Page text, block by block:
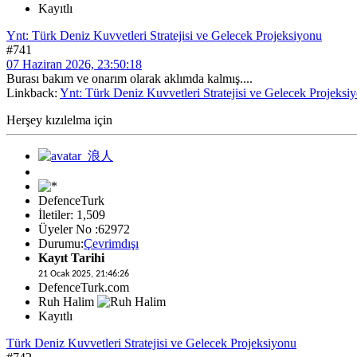
Kayıtlı
Ynt: Türk Deniz Kuvvetleri Stratejisi ve Gelecek Projeksiyonu
#741
07 Haziran 2026, 23:50:18
Burası bakım ve onarım olarak aklımda kalmış....
Linkback: Ynt: Türk Deniz Kuvvetleri Stratejisi ve Gelecek
Herşey kızılelma için
DefenceTurk
İletiler: 1,509
Üyeler No :62972
Durumu:Çevrimdışı
Kayıt Tarihi
21 Ocak 2025, 21:46:26
DefenceTurk.com
Ruh Halim
Kayıtlı
Türk Deniz Kuvvetleri Stratejisi ve Gelecek Projeksiyonu